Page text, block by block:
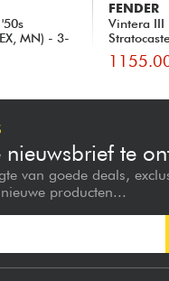
MN) - 3-
FENDER
Vintera III
C...
te
van goede deals,
producten...